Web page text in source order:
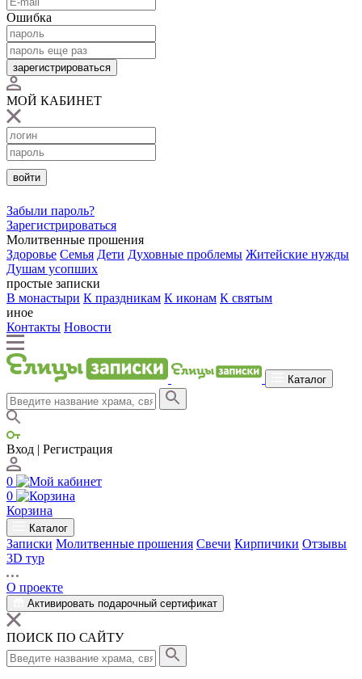
Ошибка
зарегистрироваться
МОЙ КАБИНЕТ
войти
Забыли пароль?
Зарегистрироваться
Молитвенные прошения
Здоровье Семья Дети Духовные проблемы Житейские нужды
Душам усопших
простые записки
В монастыри К праздникам К иконам К святым
иное
Контакты Новости
Каталог
Вход | Регистрация
0
0
Корзина
Каталог
Записки Молитвенные прошения Свечи Кирпичики Отзывы
3D тур
О проекте
Активировать подарочный сертификат
ПОИСК ПО САЙТУ